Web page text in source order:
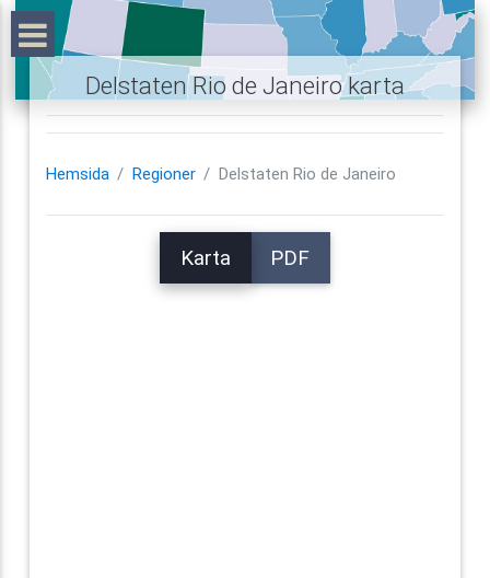
Delstaten Rio de Janeiro karta
Hemsida Regioner Delstaten Rio de Janeiro
Karta PDF